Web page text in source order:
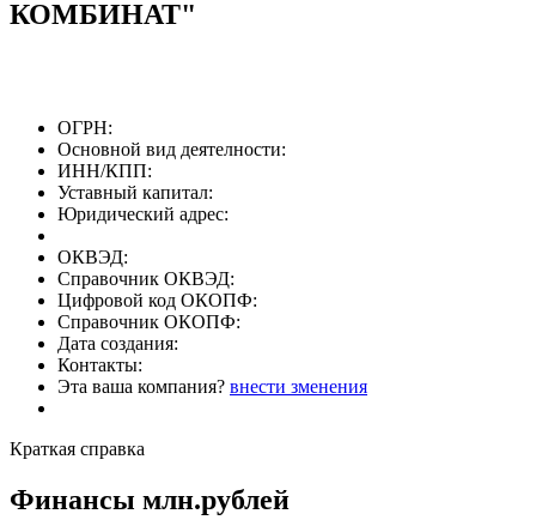
КОМБИНАТ"
ОГРН:
Основной вид деятелности:
ИНН/КПП:
Уставный капитал:
Юридический адрес:
ОКВЭД:
Справочник ОКВЭД:
Цифровой код ОКОПФ:
Справочник ОКОПФ:
Дата создания:
Контакты:
Эта ваша компания? внести зменения
Краткая справка
Финансы млн.рублей